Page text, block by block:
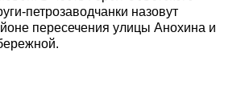
петрозаводчанки назовут
пересечения улицы Анохина и